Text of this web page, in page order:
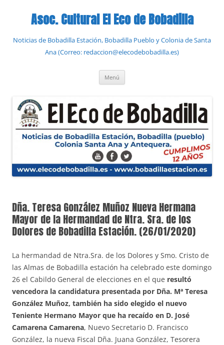
contenidoAsoc. Cultural El Eco de Bobadilla
Noticias de Bobadilla Estación, Bobadilla Pueblo y Colonia de Santa
Ana (Correo: redaccion@elecodebobadilla.es)
Menú
Dña. Teresa González Muñoz Nueva Hermana
Mayor de la Hermandad de Ntra. Sra. de los
Dolores de Bobadilla Estación. (26/01/2020)
La hermandad de Ntra.Sra. de los Dolores y Smo. Cristo de
las Almas de Bobadilla estación ha celebrado este domingo
26 el Cabildo General de elecciones en el que resultó
vencedora la candidatura presentada por Dña. Mª Teresa
González Muñoz, también ha sido elegido el nuevo
Teniente Hermano Mayor que ha recaído en D. José
Camarena Camarena, Nuevo Secretario D. Francisco
González, la nueva Fiscal Dña. Juana González, Tesorera